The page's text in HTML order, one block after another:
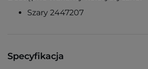
Szary 2447207
Specyfikacja